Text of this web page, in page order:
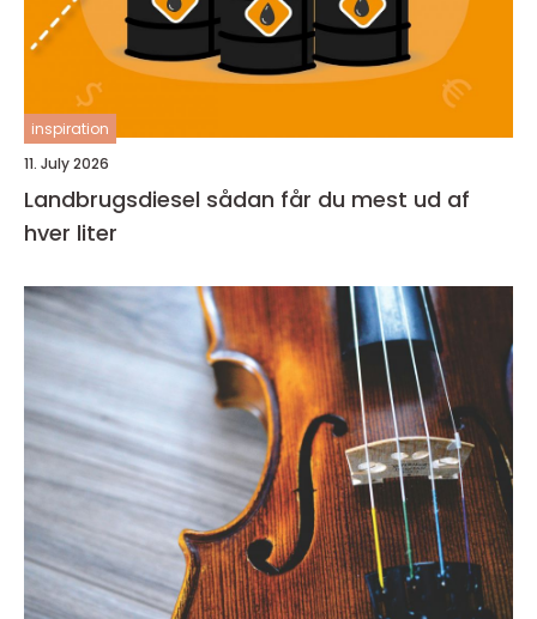
inspiration
11. July 2026
Landbrugsdiesel sådan får du mest ud af
hver liter